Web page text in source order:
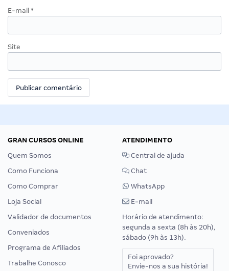
E-mail *
Site
GRAN CURSOS ONLINE
Quem Somos
Como Funciona
Como Comprar
Loja Social
Validador de documentos
Conveniados
Programa de Afiliados
Trabalhe Conosco
ATENDIMENTO
Central de ajuda
Chat
WhatsApp
E-mail
Horário de atendimento:
segunda a sexta (8h às 20h),
sábado (9h às 13h).
Foi aprovado?
Envie-nos a sua história!